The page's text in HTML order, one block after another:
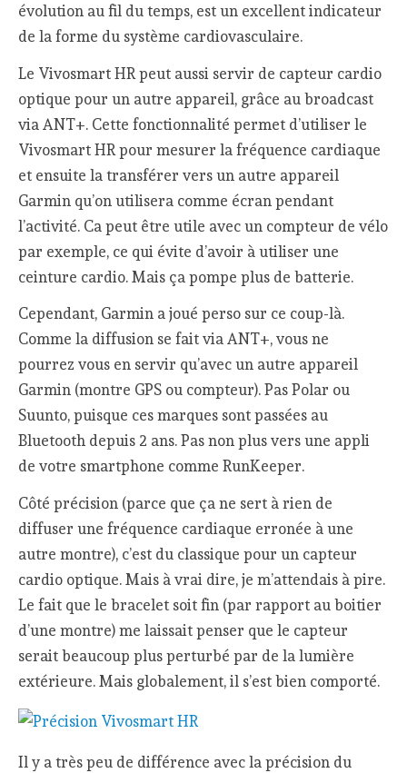
évolution au fil du temps, est un excellent indicateur
de la forme du système cardiovasculaire.
Le Vivosmart HR peut aussi servir de capteur cardio
optique pour un autre appareil, grâce au broadcast
via ANT+. Cette fonctionnalité permet d’utiliser le
Vivosmart HR pour mesurer la fréquence cardiaque
et ensuite la transférer vers un autre appareil
Garmin qu’on utilisera comme écran pendant
l’activité. Ca peut être utile avec un compteur de vélo
par exemple, ce qui évite d’avoir à utiliser une
ceinture cardio. Mais ça pompe plus de batterie.
Cependant, Garmin a joué perso sur ce coup-là.
Comme la diffusion se fait via ANT+, vous ne
pourrez vous en servir qu’avec un autre appareil
Garmin (montre GPS ou compteur). Pas Polar ou
Suunto, puisque ces marques sont passées au
Bluetooth depuis 2 ans. Pas non plus vers une appli
de votre smartphone comme RunKeeper.
Côté précision (parce que ça ne sert à rien de
diffuser une fréquence cardiaque erronée à une
autre montre), c’est du classique pour un capteur
cardio optique. Mais à vrai dire, je m’attendais à pire.
Le fait que le bracelet soit fin (par rapport au boitier
d’une montre) me laissait penser que le capteur
serait beaucoup plus perturbé par de la lumière
extérieure. Mais globalement, il s’est bien comporté.
Il y a très peu de différence avec la précision du